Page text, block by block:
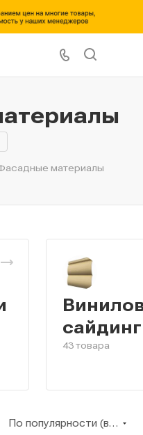
материалы
сайдинг
43 товара
По популярности (возрастание)